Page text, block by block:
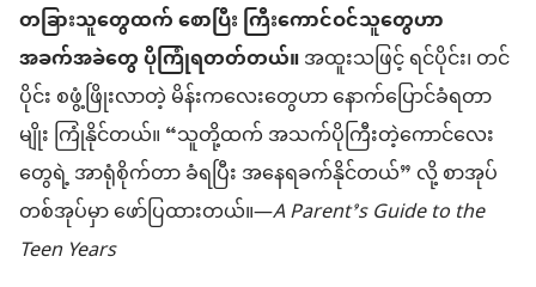
တခြားသူတွေထက် စောပြီး ကြီးကောင်ဝင်သူတွေဟာ
အခက်အခဲတွေ ပိုကြုံရတတ်တယ်။အထူးသဖြင့် ရင်ပိုင်း၊ တင်
ပိုင်း စဖွံ့ဖြိုးလာတဲ့ မိန်းကလေးတွေဟာ နောက်ပြောင်ခံရတာ
မျိုး ကြုံနိုင်တယ်။ “သူတို့ထက် အသက်ပိုကြီးတဲ့ကောင်လေး
တွေရဲ့ အာရုံစိုက်တာ ခံရပြီး အနေရခက်နိုင်တယ်” လို့ စာအုပ်
တစ်အုပ်မှာ ဖော်ပြထားတယ်။—A Parent’s Guide to the
Teen Years